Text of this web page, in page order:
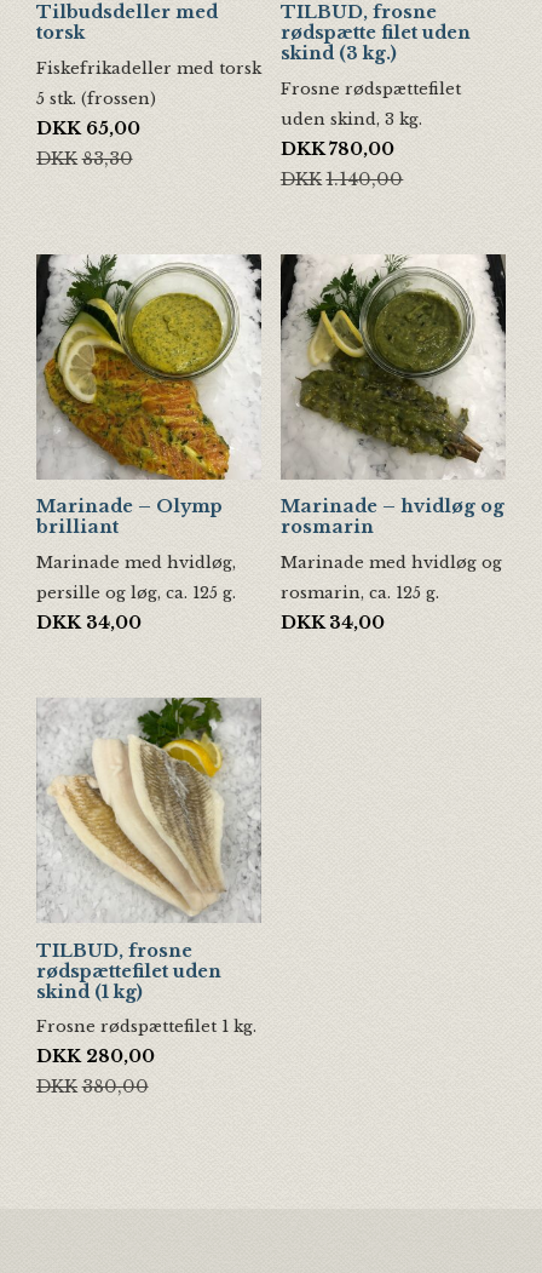
Tilbudsdeller med
torsk
Fiskefrikadeller med torsk
5 stk. (frossen)
DKK83,30
Den oprindelige pris var: DKK83,30.
DKK 65,00
Den aktuelle pris er: DKK65,00.
TILBUD, frosne
rødspætte filet uden
skind (3 kg.)
Frosne rødspættefilet
uden skind, 3 kg.
DKK1.140,00
Den oprindelige pris var:
DKK780,00
Den aktuelle pris er:
Marinade – Olymp
brilliant
Marinade med hvidløg,
persille og løg, ca. 125 g.
DKK 34,00
Marinade – hvidløg og
rosmarin
Marinade med hvidløg og
rosmarin, ca. 125 g.
DKK 34,00
TILBUD, frosne
rødspættefilet uden
skind (1 kg)
Frosne rødspættefilet 1 kg.
DKK380,00
Den oprindelige pris var: DKK380,00.
DKK 280,00
Den aktuelle pris er: DKK280,00.